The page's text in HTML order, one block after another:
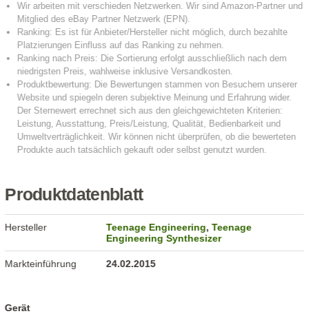
Produktdatenblatt
Hersteller Teenage Engineering,Teenage
Engineering Synthesizer
Markteinführung 24.02.2015
Gerät